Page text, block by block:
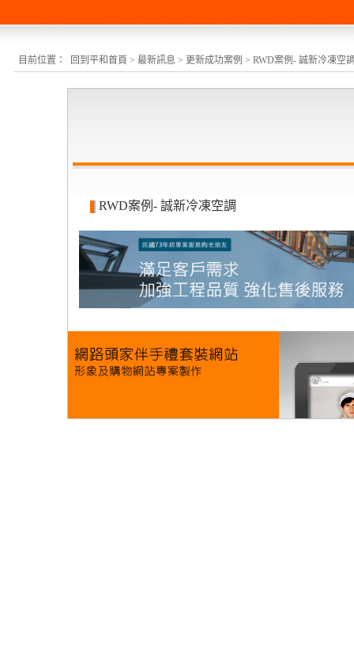
目前位置： 回到平和首頁 > 最新訊息 > 更新成功案例 > RWD案例- 誠新冷凍空
RWD案例- 誠新冷凍空調